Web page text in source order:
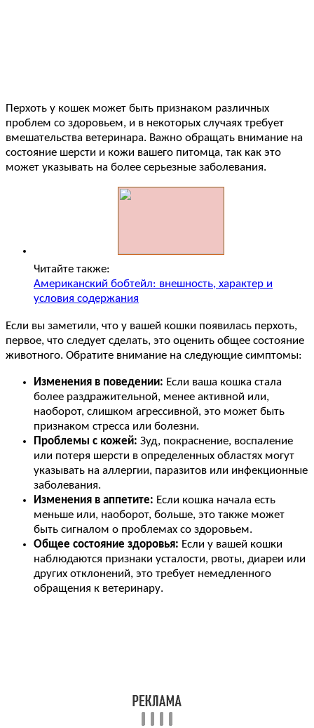
Перхоть у кошек может быть признаком различных
проблем со здоровьем, и в некоторых случаях требует
вмешательства ветеринара. Важно обращать внимание на
состояние шерсти и кожи вашего питомца, так как это
может указывать на более серьезные заболевания.
Читайте также:
Американский бобтейл: внешность, характер и
условия содержания
Если вы заметили, что у вашей кошки появилась перхоть,
первое, что следует сделать, это оценить общее состояние
животного. Обратите внимание на следующие симптомы:
Изменения в поведении: Если ваша кошка стала
более раздражительной, менее активной или,
наоборот, слишком агрессивной, это может быть
признаком стресса или болезни.
Проблемы с кожей: Зуд, покраснение, воспаление
или потеря шерсти в определенных областях могут
указывать на аллергии, паразитов или инфекционные
заболевания.
Изменения в аппетите: Если кошка начала есть
меньше или, наоборот, больше, это также может
быть сигналом о проблемах со здоровьем.
Общее состояние здоровья: Если у вашей кошки
наблюдаются признаки усталости, рвоты, диареи или
других отклонений, это требует немедленного
обращения к ветеринару.